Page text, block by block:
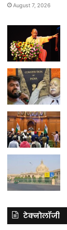
August 7, 2026
टेक्नोलॉजी